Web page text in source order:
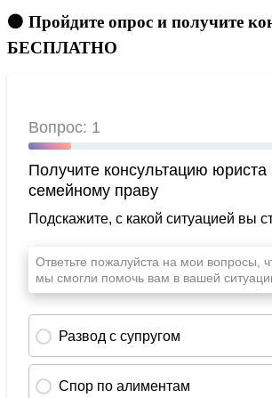
🟠 Пройдите опрос и получите
БЕСПЛАТНО